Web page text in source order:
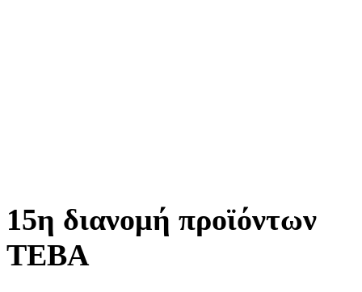
15η διανομή προϊόντων
ΤΕΒΑ